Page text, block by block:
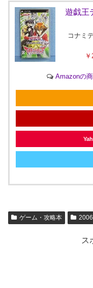
遊戯王
コナミ
Amazonの
ゲーム・攻略本
ス